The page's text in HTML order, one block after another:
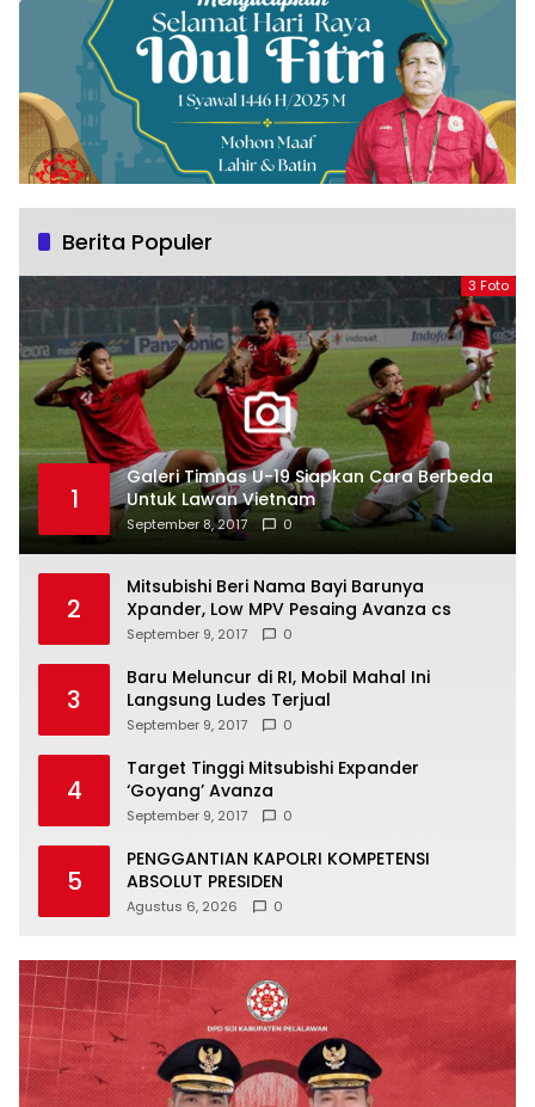
Berita Populer
3 Foto
1
Galeri Timnas U-19 Siapkan Cara Berbeda
Untuk Lawan Vietnam
September 8, 2017 0
2
Mitsubishi Beri Nama Bayi Barunya
Xpander, Low MPV Pesaing Avanza cs
September 9, 2017 0
3
Baru Meluncur di RI, Mobil Mahal Ini
Langsung Ludes Terjual
September 9, 2017 0
4
Target Tinggi Mitsubishi Expander
‘Goyang’ Avanza
September 9, 2017 0
5
PENGGANTIAN KAPOLRI KOMPETENSI
ABSOLUT PRESIDEN
Agustus 6, 2026 0